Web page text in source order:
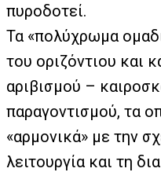
πυροδοτεί.
Τα «πολύχρωμα
του οριζόντιου και
αριβισμού –
παραγοντισμού, τα
«αρμονικά» με την
λειτουργία και τη